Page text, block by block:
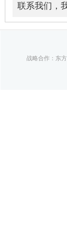
联系我们，
战略合作：东